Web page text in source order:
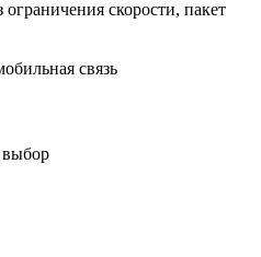
скорости, пакет
связь
выбор